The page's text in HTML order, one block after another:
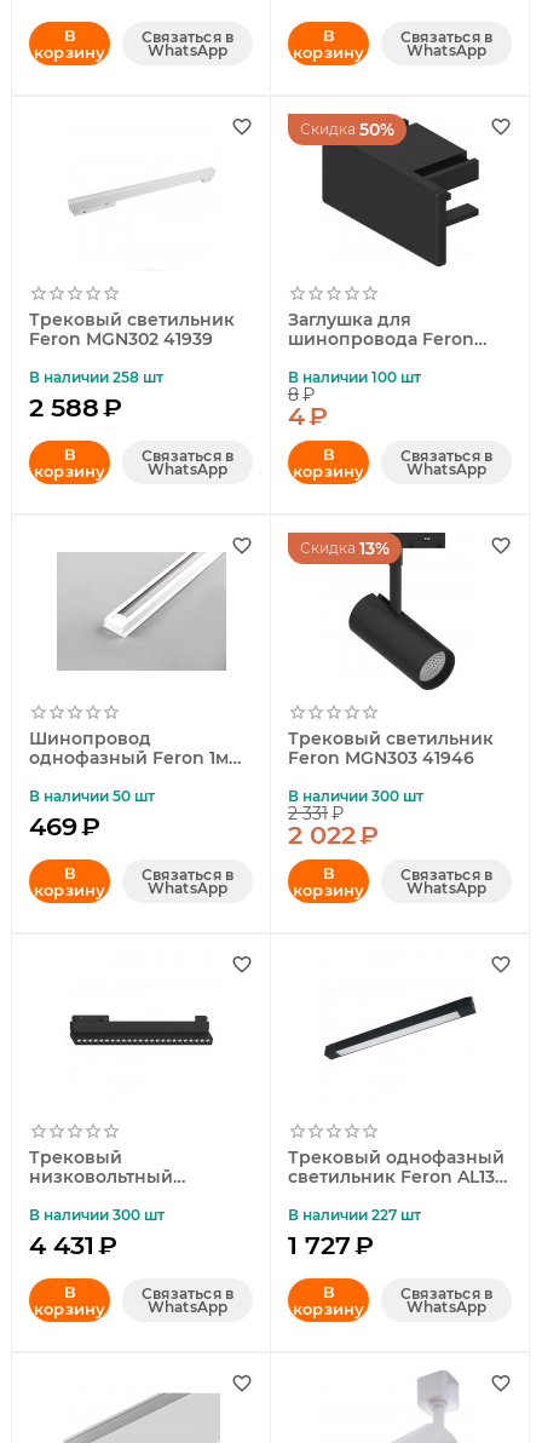
В
корзину
Связаться в
WhatsApp
В
корзину
Связаться в
WhatsApp
Трековый светильник
Feron MGN302 41939
В наличии 258 шт
2 588₽
В
корзину
Связаться в
WhatsApp
Скидка 50%
Заглушка для
шинопровода Feron
В наличии 100 шт
8₽
4₽
В
корзину
Связаться в
WhatsApp
Шинопровод
однофазный Feron 1м
В наличии 50 шт
469₽
В
корзину
Связаться в
WhatsApp
Скидка 13%
Трековый светильник
Feron MGN303 41946
В наличии 300 шт
2 331₽
2 022₽
В
корзину
Связаться в
WhatsApp
Трековый
низковольтный
MGN301 48720
В наличии 300 шт
4 431 ₽
В
корзину
Связаться в
WhatsApp
Трековый однофазный
светильник Feron AL132
В наличии 227 шт
1 727₽
В
корзину
Связаться в
WhatsApp